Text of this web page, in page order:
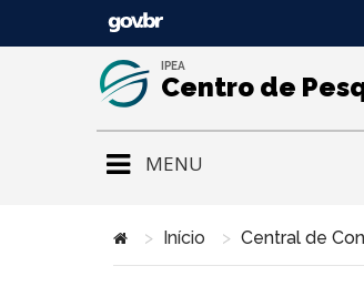
IPEA
Centro de
MENU
Início Central de